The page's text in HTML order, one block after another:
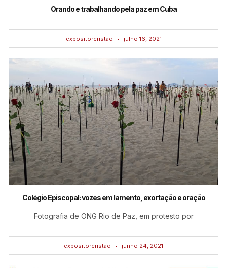
Orando e trabalhando pela paz em Cuba
expositorcristao julho 16, 2021
Colégio Episcopal: vozes em lamento, exortação e oração
Fotografia de ONG Rio de Paz, em protesto por
expositorcristao junho 24, 2021